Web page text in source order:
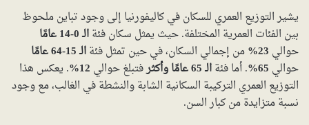
يشير التوزيع العمري للسكان في كاليفورنيا إلى وجود تباين ملحوظ
بين الفئات العمرية المختلفة. حيث يمثل سكان فئةالـ 0-14 عامًا
حوالي 23% من إجمالي السكان، في حين تمثل فئةالـ 15-64 عامًا
حوالي 65% . أما فئةالـ 65 عامًا وأكثر فتبلغ حوالي 12% . يعكس هذا
التوزيع العمري التركيبة السكانية الشابة والنشطة في الغالب، مع وجود
نسبة متزايدة من كبار السن.